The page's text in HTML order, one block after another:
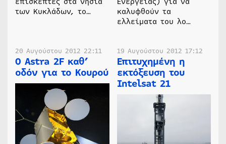
των Κυκλάδων, το…
καλυφθούν τα
ελλείματα του λο…
20 Αυγούστου 2012 22:11
O Astra 2F καθ’
οδόν για το Κουρού
19 Αυγούστου 2012 17:12
Επιτυχημένη η
εκτόξευση του
Intelsat 21